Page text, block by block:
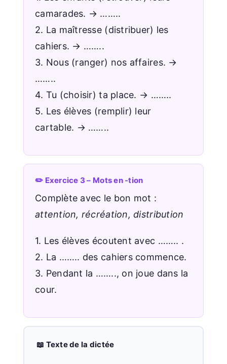
camarades. → ……..
2. La maîtresse (distribuer) les
cahiers. → ……..
3. Nous (ranger) nos affaires. →
……..
4. Tu (choisir) ta place. → ……..
5. Les élèves (remplir) leur
cartable. → ……..
✏️ Exercice 3 – Mots en -tion
Complète avec le bon mot :
attention, récréation, distribution
1. Les élèves écoutent avec …….. .
2. La …….. des cahiers commence.
3. Pendant la …….., on joue dans la
cour.
📖 Texte de la dictée